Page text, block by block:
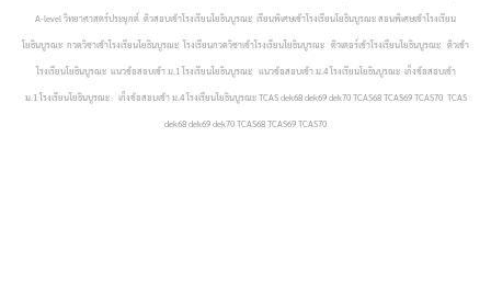
A-level วิทยาศาสตร์ประยุกต์ ติวสอบเข้าโรงเรียนโยธินบูรณะ เรียนพิเศษเข้าโรงเรียนโยธินบูรณะ สอนพิเศษเข้าโรงเรียน
โยธินบูรณะ กวดวิชาเข้าโรงเรียนโยธินบูรณะ โรงเรียนกวดวิชาเข้าโรงเรียนโยธินบูรณะ ติวเตอร์เข้าโรงเรียนโยธินบูรณะ ติวเข้า
โรงเรียนโยธินบูรณะ แนวข้อสอบเข้า ม.1 โรงเรียนโยธินบูรณะ แนวข้อสอบเข้า ม.4 โรงเรียนโยธินบูรณะ เก็งข้อสอบเข้า
ม.1 โรงเรียนโยธินบูรณะ เก็งข้อสอบเข้า ม.4 โรงเรียนโยธินบูรณะ TCAS dek68 dek69 dek70 TCAS68 TCAS69 TCAS70 TCAS
dek68 dek69 dek70 TCAS68 TCAS69 TCAS70